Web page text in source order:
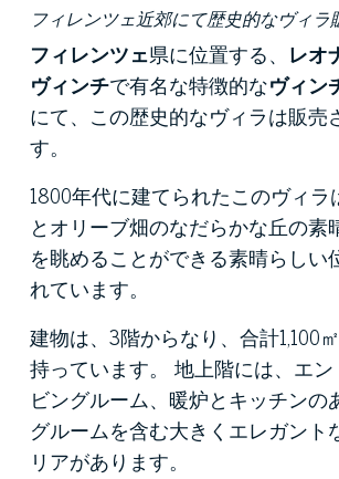
フィレンツェ近郊にて歴史的なヴィラ
フィレンツェ県に位置する、 レオ
ヴィンチで有名な特徴的なヴィン
にて、この歴史的なヴィラは販売
す。
1800年代に建てられたこのヴィラ
とオリーブ畑のなだらかな丘の素
を眺めることができる素晴らしい
れています。
建物は、3階からなり、合計1,100
持っています。 地上階には、エン
ビングルーム、暖炉とキッチンの
グルームを含む大きくエレガント
リアがあります。